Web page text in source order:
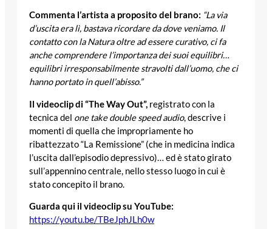
Commenta l’artista a proposito del brano: “La via
d’uscita era lì, bastava ricordare da dove veniamo. Il
contatto con la Natura oltre ad essere curativo, ci fa
anche comprendere l’importanza dei suoi equilibri…
equilibri irresponsabilmente stravolti dall’uomo, che ci
hanno portato in quell’abisso.”
Il videoclip di “The Way Out”, registrato con la
tecnica del one take double speed audio, descrive i
momenti di quella che impropriamente ho
ribattezzato “La Remissione” (che in medicina indica
l’uscita dall’episodio depressivo)… ed è stato girato
sull’appennino centrale, nello stesso luogo in cui è
stato concepito il brano.
Guarda qui il videoclip su YouTube:
https://youtu.be/TBeJphJLh0w